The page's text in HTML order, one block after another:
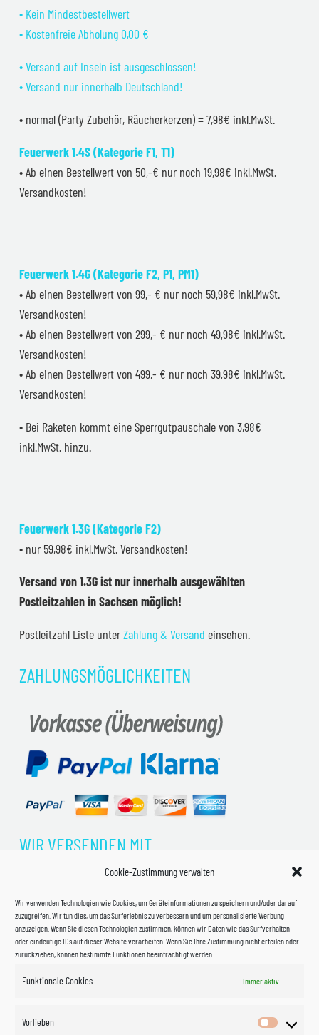
Cookie-Zustimmung verwalten
Wir verwenden Technologien wie Cookies, um Geräteinformationen zu speichern und/oder darauf
zuzugreifen. Wir tun dies, um das Surferlebnis zu verbessern und um personalisierte Werbung
anzuzeigen. Wenn Sie diesen Technologien zustimmen, können wir Daten wie das Surfverhalten
oder eindeutige IDs auf dieser Website verarbeiten. Wenn Sie Ihre Zustimmung nicht erteilen oder
zurückziehen, können bestimmte Funktionen beeinträchtigt werden.
Funktionale Cookies Immer aktiv
Vorlieben
Vorlieben
• Kein Mindestbestellwert
• Kostenfreie Abholung 0,00 €
• Versand auf Inseln ist ausgeschlossen!
• Versand nur innerhalb Deutschland!
• normal (Party Zubehör, Räucherkerzen) = 7,98€ inkl.MwSt.
Feuerwerk 1.4S (Kategorie F1, T1)
• Ab einen Bestellwert von 50,-€ nur noch 19,98€ inkl.MwSt.
Versandkosten!
Feuerwerk 1.4G (Kategorie F2, P1, PM1)
• Ab einen Bestellwert von 99,- € nur noch 59,98€ inkl.MwSt.
Versandkosten!
• Ab einen Bestellwert von 299,- € nur noch 49,98€ inkl.MwSt.
Versandkosten!
• Ab einen Bestellwert von 499,- € nur noch 39,98€ inkl.MwSt.
Versandkosten!
• Bei Raketen kommt eine Sperrgutpauschale von 3,98€
inkl.MwSt. hinzu.
Feuerwerk 1.3G (Kategorie F2)
• nur 59,98€ inkl.MwSt. Versandkosten!
Versand von 1.3G ist nur innerhalb ausgewählten
Postleitzahlen in Sachsen möglich!
Postleitzahl Liste unterZahlung & Versand einsehen.
ZAHLUNGSMÖGLICHKEITEN
WIR VERSENDEN MIT